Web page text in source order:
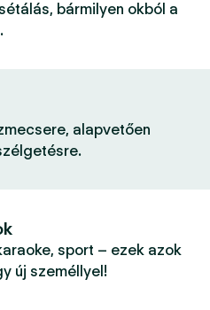
bármilyen okból a
alapvetően
sport – ezek azok
új személlyel!